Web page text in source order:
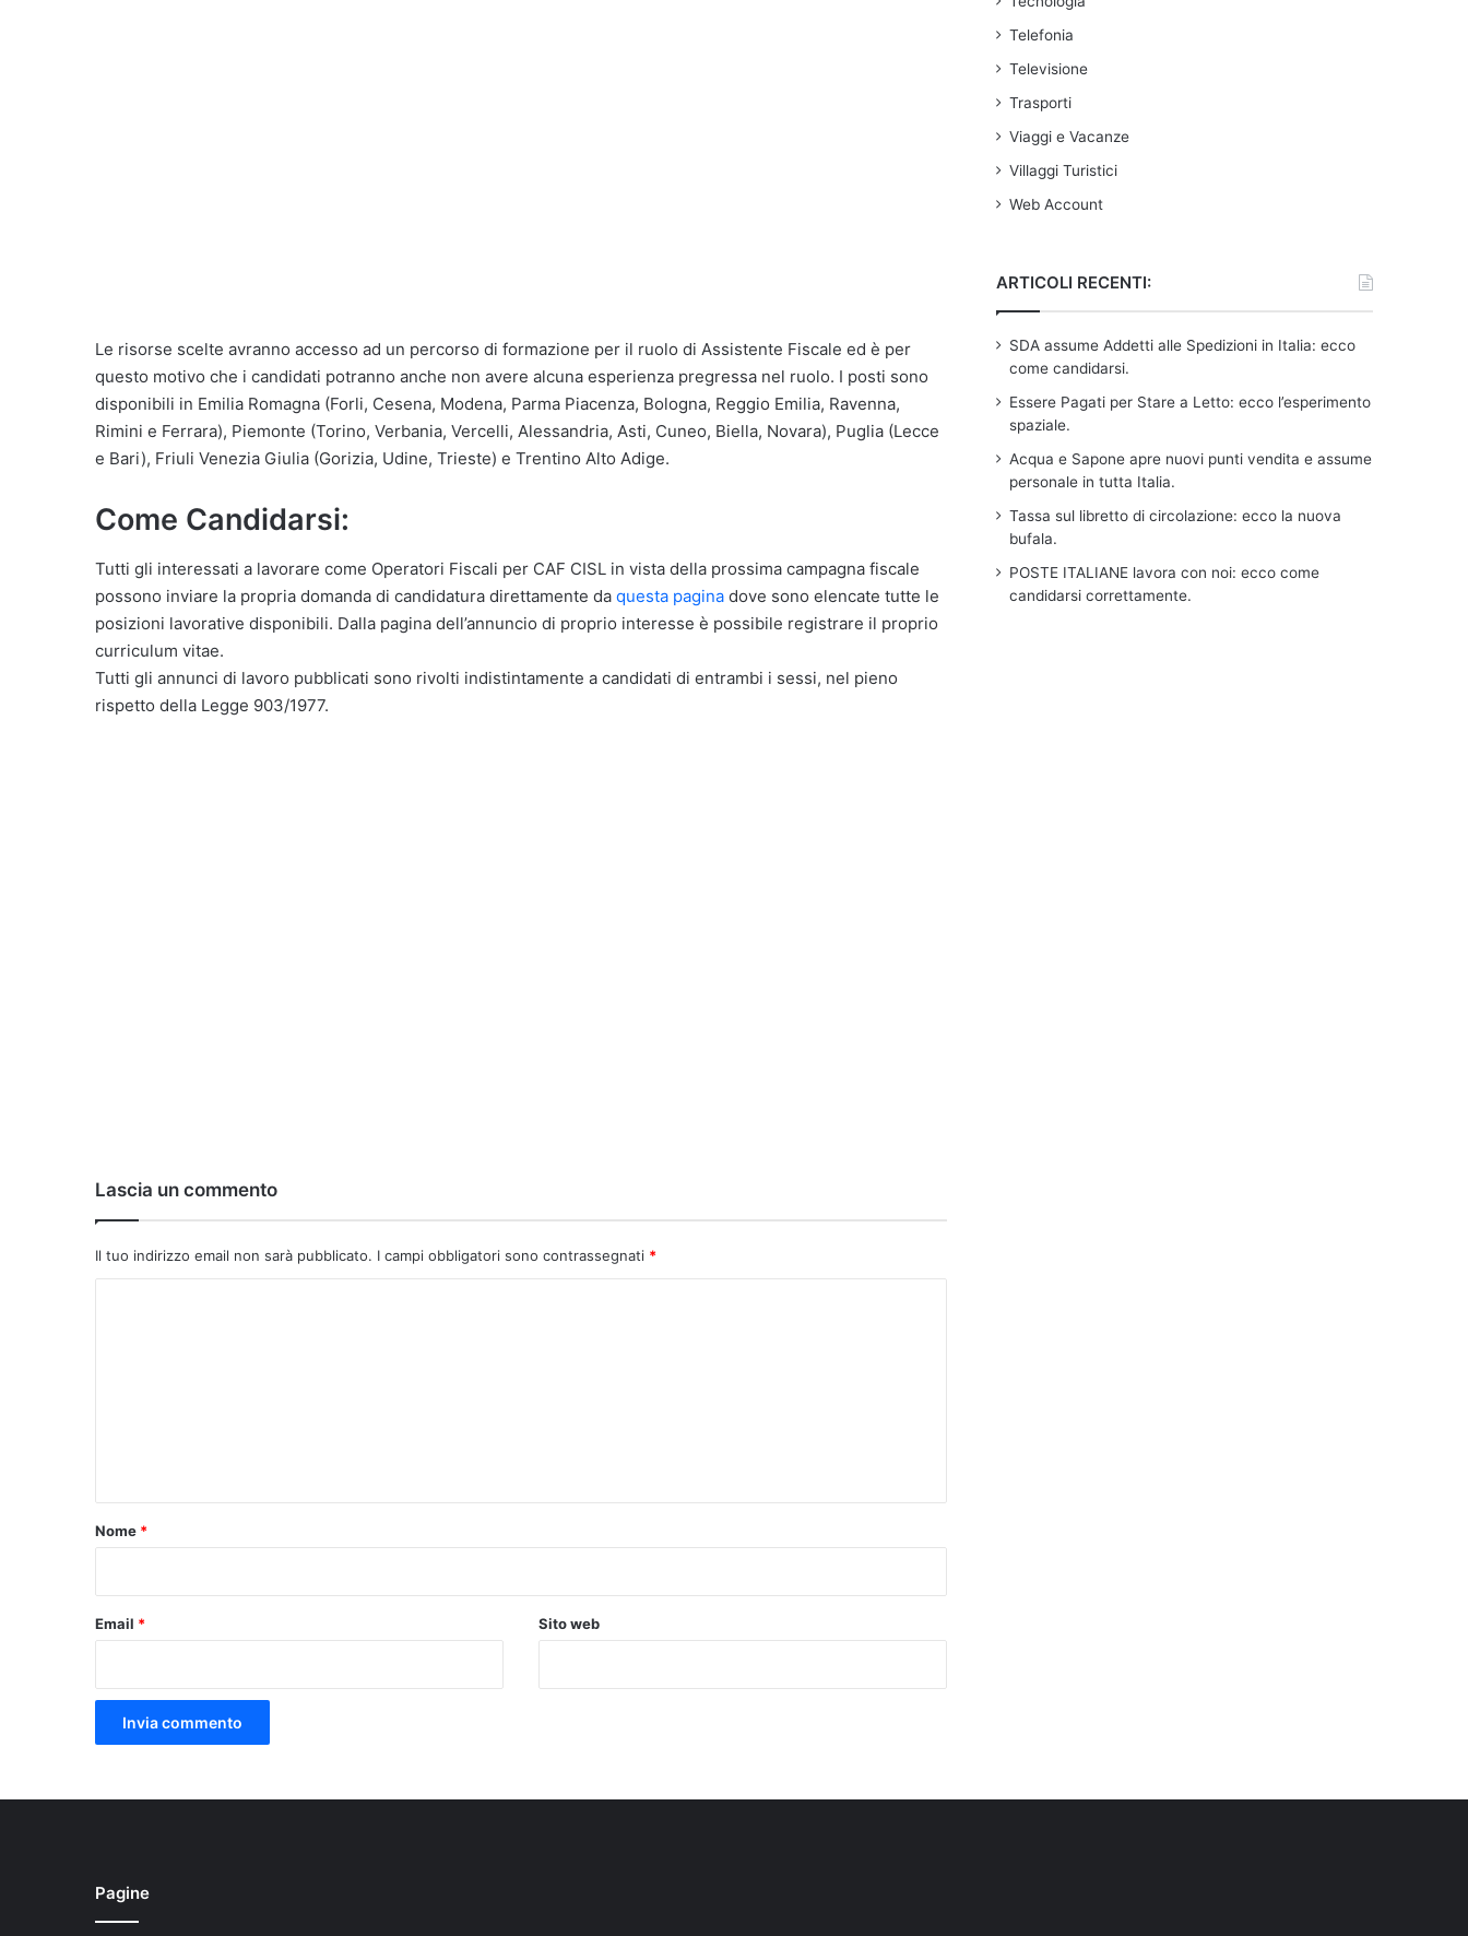
Le risorse scelte avranno accesso ad un percorso di formazione per il ruolo di Assistente Fiscale ed è per
questo motivo che i candidati potranno anche non avere alcuna esperienza pregressa nel ruolo. I posti sono
disponibili in Emilia Romagna (Forli, Cesena, Modena, Parma Piacenza, Bologna, Reggio Emilia, Ravenna,
Rimini e Ferrara), Piemonte (Torino, Verbania, Vercelli, Alessandria, Asti, Cuneo, Biella, Novara), Puglia (Lecce
e Bari), Friuli Venezia Giulia (Gorizia, Udine, Trieste) e Trentino Alto Adige.
Come Candidarsi:
Tutti gli interessati a lavorare come Operatori Fiscali per CAF CISL in vista della prossima campagna fiscale
possono inviare la propria domanda di candidatura direttamente da questa pagina dove sono elencate tutte le
posizioni lavorative disponibili. Dalla pagina dell’annuncio di proprio interesse è possibile registrare il proprio
curriculum vitae.
Tutti gli annunci di lavoro pubblicati sono rivolti indistintamente a candidati di entrambi i sessi, nel pieno
rispetto della Legge 903/1977.
Lascia un commento
Il tuo indirizzo email non sarà pubblicato. I campi obbligatori sono contrassegnati *
o
Nome *
Email * Sito web
Telefonia
Televisione
Trasporti
Viaggi e Vacanze
Villaggi Turistici
Web Account
ARTICOLI RECENTI:
SDA assume Addetti alle Spedizioni in Italia: ecco
come candidarsi.
Essere Pagati per Stare a Letto: ecco l’esperimento
spaziale.
Acqua e Sapone apre nuovi punti vendita e assume
personale in tutta Italia.
Tassa sul libretto di circolazione: ecco la nuova
bufala.
POSTE ITALIANE lavora con noi: ecco come
candidarsi correttamente.
Pagine